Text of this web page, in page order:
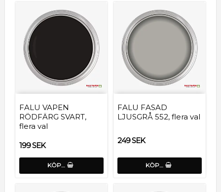
FALU VAPEN
RÖDFÄRG SVART,
flera val
199 SEK
KÖP…
FALU FASAD
LJUSGRÅ 552, flera val
249 SEK
KÖP…